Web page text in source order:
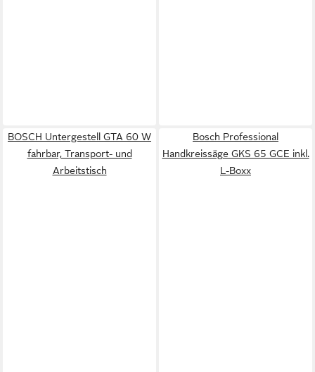
BOSCH Untergestell GTA 60 W
fahrbar, Transport- und
Arbeitstisch
Bosch Professional
Handkreissäge GKS 65 GCE inkl.
L-Boxx